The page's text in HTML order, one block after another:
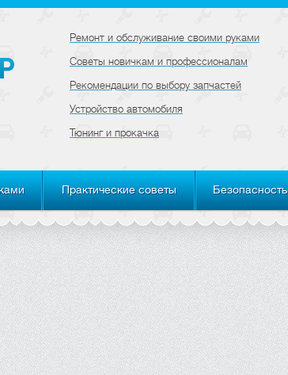
Ремонт и обслуживание своими руками
Советы новичкам и профессионалам
Рекомендации по выбору запчастей
Устройство автомобиля
Тюнинг и прокачка
Практические советы Безопасность